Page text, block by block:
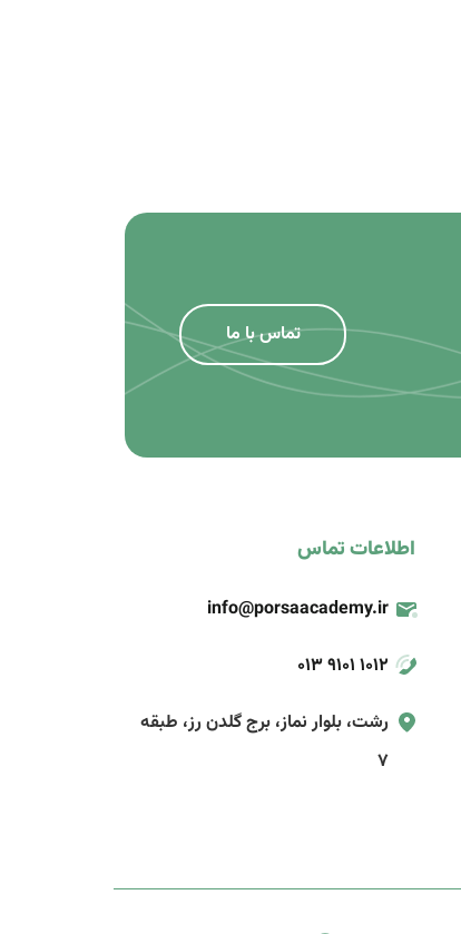
تماس با ما
اطلاعات تماس
info@porsaacademy.ir
013 9101 1012
رشت، بلوار نماز، برج گلدن رز، طبقه
7